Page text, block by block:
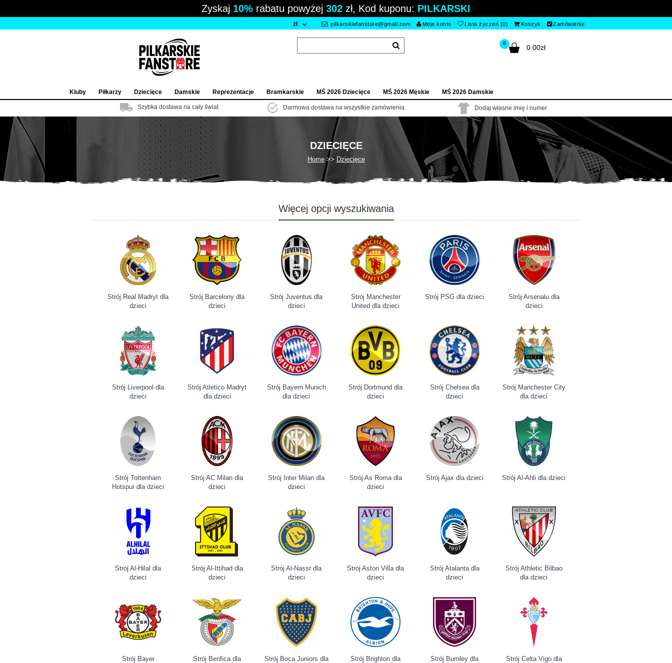
Zyskaj 10% rabatu powyżej 302 zł, Kod kuponu: PILKARSKI
zł pilkarskiefanstore@gmail.com Moje konto Lista życzeń (0) Koszyk Zamówienie
0
0.00zł
Kluby Piłkarzy Dziecięce Damskie Reprezentacje Bramkarskie MŚ 2026 Dziecięce MŚ 2026 Męskie MŚ 2026 Damskie
Szybka dostawa na cały świat Darmowa dostawa na wszystkie zamówienia Dodaj własne imię i numer
DZIECIĘCE
Home Dziecięce
Więcej opcji wyszukiwania
Strój Real Madryt dla
dzieci
Strój Barcelony dla
dzieci
Strój Juventus dla
dzieci
Strój Manchester
United dla dzieci
Strój PSG dla dzieci
Strój Arsenalu dla
dzieci
Strój Liverpool dla
dzieci
Strój Atletico Madryt
dla dzieci
Strój Bayern Munich
dla dzieci
Strój Dortmund dla
dzieci
Strój Chelsea dla
dzieci
Strój Manchester City
dla dzieci
Strój Tottenham
Hotspur dla dzieci
Strój AC Milan dla
dzieci
Strój Inter Milan dla
dzieci
Strój As Roma dla
dzieci
Strój Ajax dla dzieci Strój Al-Ahli dla dzieci
Strój Al-Hilal dla
dzieci
Strój Al-Ittihad dla
dzieci
Strój Al-Nassr dla
dzieci
Strój Aston Villa dla
dzieci
Strój Atalanta dla
dzieci
Strój Athletic Bilbao
dla dzieci
Strój Bayer
Strój Benfica dla
Strój Boca Juniors dla
Strój Brighton dla
Strój Burnley dla
Strój Celta Vigo dla